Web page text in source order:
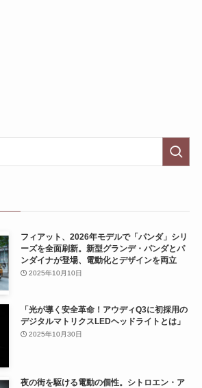
フィアット、2026年モデルで「パンダ」シリ
ーズを全面刷新。新型グランデ・パンダとパ
ンダイナが登場、電動化とデザインを両立
2025年10月10日
「光が導く安全革命！アウディQ3に初採用の
デジタルマトリクスLEDヘッドライトとは」
2025年10月30日
夜の街を駆ける電動の個性。シトロエン・ア